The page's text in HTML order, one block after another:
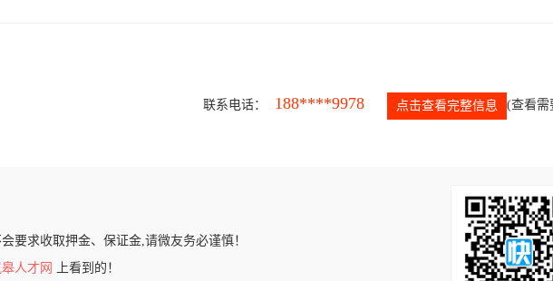
联系电话： 188****9978 点击查看完整信息 (查看需
要求收取押金、保证金,请微友务必谨慎！
人才网
上看到的！